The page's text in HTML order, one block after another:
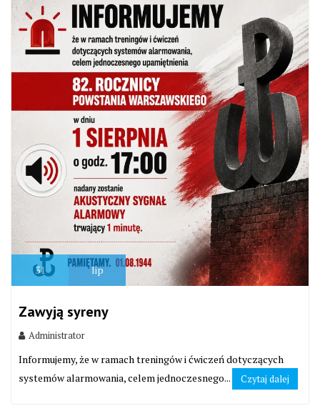
31 lip
Zawyją syreny
Administrator
Informujemy, że w ramach treningów i ćwiczeń dotyczących
systemów alarmowania, celem jednoczesnego...
Czytaj dalej